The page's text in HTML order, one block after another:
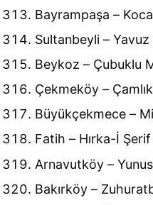
Bayrampaşa –
Sultanbeyli –
Beykoz – Çubuklu
Çekmeköy –
Büyükçekmece –
Fatih – Hırka-İ
Arnavutköy –
Bakırköy –